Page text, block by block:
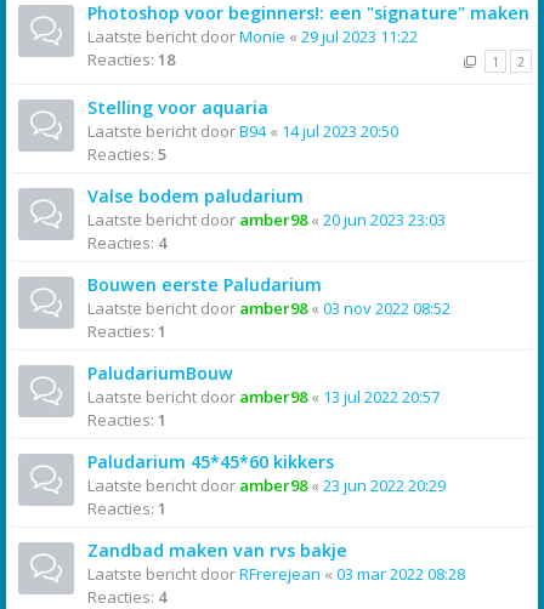
Photoshop voor beginners!: een "signature" maken
Laatste bericht doorMonie « 29 jul 2023 11:22
Reacties: 18 1 2
Stelling voor aquaria
Laatste bericht doorB94« 14 jul 2023 20:50
Reacties: 5
Valse bodem paludarium
Laatste bericht door amber98« 20 jun 2023 23:03
Reacties: 4
Bouwen eerste Paludarium
Laatste bericht door amber98« 03 nov 2022 08:52
Reacties: 1
PaludariumBouw
Laatste bericht door amber98« 13 jul 2022 20:57
Reacties: 1
Paludarium 45*45*60 kikkers
Laatste bericht door amber98« 23 jun 2022 20:29
Reacties: 1
Zandbad maken van rvs bakje
Laatste bericht doorRFrerejean « 03 mar 2022 08:28
Reacties: 4